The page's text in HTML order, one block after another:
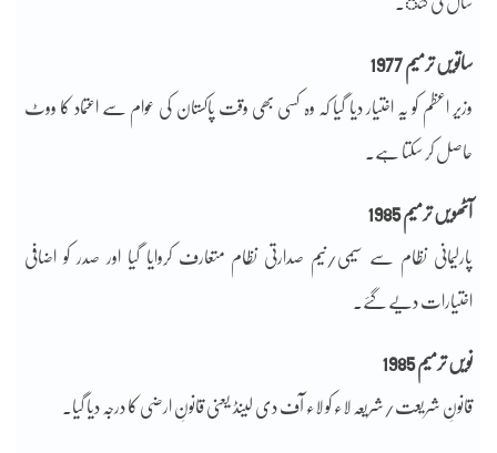
ساتویں ترمیم 1977
وزیر اعظم کو یہ اختیار دیا گیا کہ وہ کسی بھی وقت پاکستان کی عوام سے اعتماد کا ووٹ
حاصل کر سکتا ہے۔
آٹھویں ترمیم 1985
پارلیمانی نظام سے سیمی/نیم صدارتی نظام متعارف کروایا گیا اور صدر کو اضافی
اختیارات دیے گئے۔
نویں ترمیم 1985
قانونِ شریعت/شریعہ لاء کو لاء آف دی لینڈ یعنی قانونِ ارضی کا درجہ دیا گیا۔